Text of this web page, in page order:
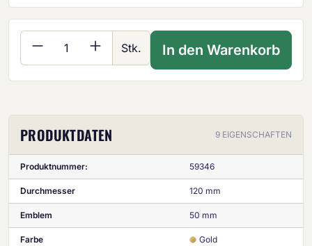
Produkt Anzahl: Gib den gewünschten
Stk. In den Warenkorb
PRODUKTDATEN 9 EIGENSCHAFTEN
Produktnummer: 59346
Durchmesser 120 mm
Emblem 50 mm
Farbe Gold